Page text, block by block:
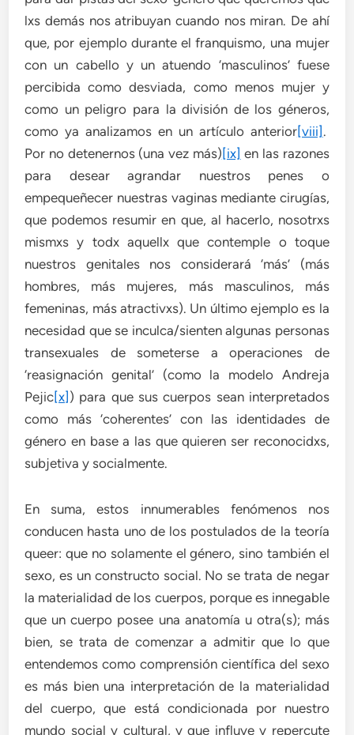
lxs demás nos atribuyan cuando nos miran. De ahí
que, por ejemplo durante el franquismo, una mujer
con un cabello y un atuendo ‘masculinos’ fuese
percibida como desviada, como menos mujer y
como un peligro para la división de los géneros,
como ya analizamos en un artículo anterior[viii].
Por no detenernos (una vez más)[ix] en las razones
para desear agrandar nuestros penes o
empequeñecer nuestras vaginas mediante cirugías,
que podemos resumir en que, al hacerlo, nosotrxs
mismxs y todx aquellx que contemple o toque
nuestros genitales nos considerará ‘más’ (más
hombres, más mujeres, más masculinos, más
femeninas, más atractivxs). Un último ejemplo es la
necesidad que se inculca/sienten algunas personas
transexuales de someterse a operaciones de
‘reasignación genital’ (como la modelo Andreja
Pejic[x]) para que sus cuerpos sean interpretados
como más ‘coherentes’ con las identidades de
género en base a las que quieren ser reconocidxs,
subjetiva y socialmente.
En suma, estos innumerables fenómenos nos
conducen hasta uno de los postulados de la teoría
queer: que no solamente el género, sino también el
sexo, es un constructo social. No se trata de negar
la materialidad de los cuerpos, porque es innegable
que un cuerpo posee una anatomía u otra(s); más
bien, se trata de comenzar a admitir que lo que
entendemos como comprensión científica del sexo
es más bien una interpretación de la materialidad
del cuerpo, que está condicionada por nuestro
mundo social y cultural, y que influye y repercute